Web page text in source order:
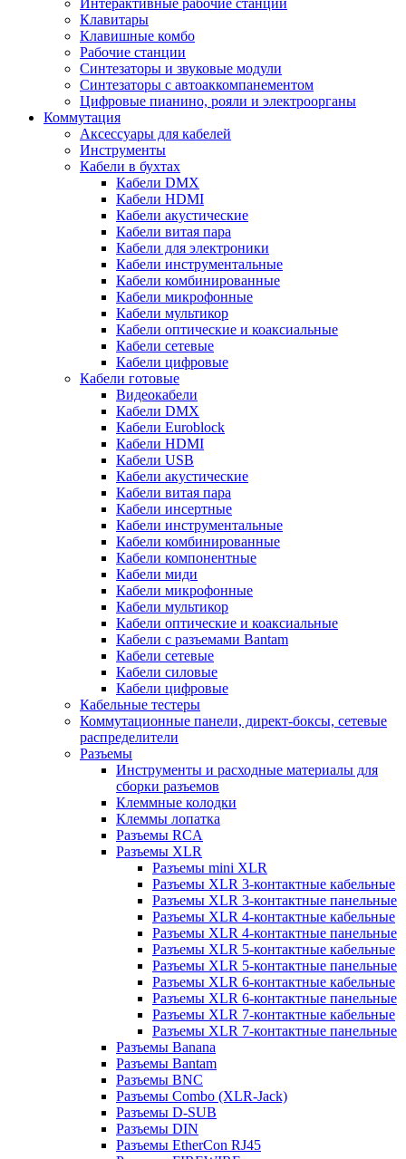
Интерактивные рабочие станции
Клавитары
Клавишные комбо
Рабочие станции
Синтезаторы и звуковые модули
Синтезаторы с автоаккомпанементом
Цифровые пианино, рояли и электроорганы
Коммутация
Аксессуары для кабелей
Инструменты
Кабели в бухтах
Кабели DMX
Кабели HDMI
Кабели акустические
Кабели витая пара
Кабели для электроники
Кабели инструментальные
Кабели комбинированные
Кабели микрофонные
Кабели мультикор
Кабели оптические и коаксиальные
Кабели сетевые
Кабели цифровые
Кабели готовые
Видеокабели
Кабели DMX
Кабели Euroblock
Кабели HDMI
Кабели USB
Кабели акустические
Кабели витая пара
Кабели инсертные
Кабели инструментальные
Кабели комбинированные
Кабели компонентные
Кабели миди
Кабели микрофонные
Кабели мультикор
Кабели оптические и коаксиальные
Кабели с разъемами Bantam
Кабели сетевые
Кабели силовые
Кабели цифровые
Кабельные тестеры
Коммутационные панели, директ-боксы, сетевые
распределители
Разъемы
Инструменты и расходные материалы для
сборки разъемов
Клеммные колодки
Клеммы лопатка
Разъемы RCA
Разъемы XLR
Разъемы mini XLR
Разъемы XLR 3-контактные кабельные
Разъемы XLR 3-контактные панельные
Разъемы XLR 4-контактные кабельные
Разъемы XLR 4-контактные панельные
Разъемы XLR 5-контактные кабельные
Разъемы XLR 5-контактные панельные
Разъемы XLR 6-контактные кабельные
Разъемы XLR 6-контактные панельные
Разъемы XLR 7-контактные кабельные
Разъемы XLR 7-контактные панельные
Разъемы Banana
Разъемы Bantam
Разъемы BNC
Разъемы Combo (XLR-Jack)
Разъемы D-SUB
Разъемы DIN
Разъемы EtherCon RJ45